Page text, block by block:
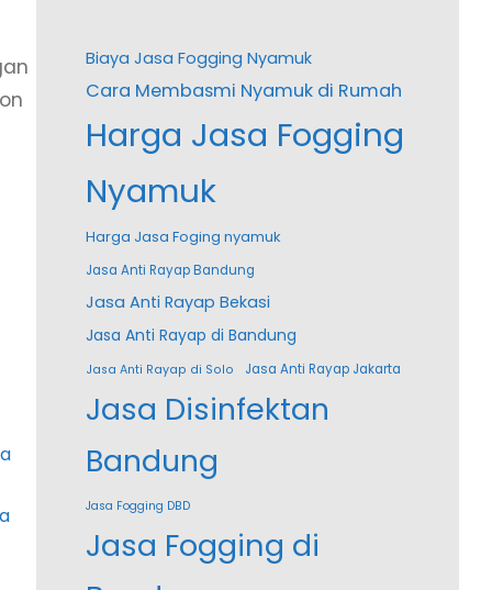
Biaya Jasa Fogging Nyamuk
Cara Membasmi Nyamuk di Rumah
Harga Jasa Fogging
Nyamuk
Harga Jasa Foging nyamuk
Jasa Anti Rayap Bandung
Jasa Anti Rayap Bekasi
Jasa Anti Rayap di Bandung
Jasa Anti Rayap di Solo Jasa Anti Rayap Jakarta
Jasa Disinfektan
Bandung
Jasa Fogging DBD
Jasa Fogging di